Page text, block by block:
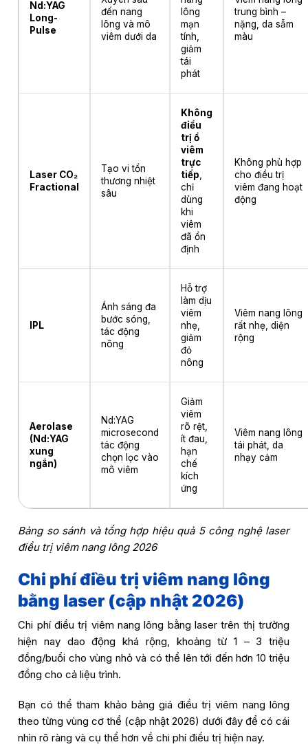
Nd:YAG
Long-
Pulse
đến nang
lông và mô
viêm dưới da
lông
mạn
tính,
giảm
tái
phát
trung bình –
nặng, da sẫm
màu
Laser CO₂
Fractional
Tạo vi tổn
thương nhiệt
sâu
Không
điều
trị ổ
viêm
trực
tiếp
chỉ
dùng
khi
viêm
đã ổn
định
Không phù hợp
cho điều trị
viêm đang hoạt
động
IPL
Ánh sáng đa
bước sóng,
tác động
nông
Hỗ trợ
làm dịu
viêm
nhẹ,
giảm
đỏ
nông
Viêm nang lông
rất nhẹ, diện
rộng
Aerolase
(Nd:YAG
xung
ngắn)
Nd:YAG
microsecond
tác động
chọn lọc vào
mô viêm
Giảm
viêm
rõ rệt,
ít đau,
hạn
chế
kích
ứng
Viêm nang lông
tái phát, da
nhạy cảm
Bảng so sánh và tổng hợp hiệu quả 5 công nghệ laser
điều trị viêm nang lông 2026
Chi phí điều trị viêm nang lông
bằng laser (cập nhật 2026)
Chi phí điều trị viêm nang lông bằng laser trên thị trường
hiện nay dao động khá rộng, khoảng từ 1 – 3 triệu
đồng/buổi cho vùng nhỏ và có thể lên tới đến hơn 10 triệu
đồng cho cả liệu trình.
Bạn có thể tham khảo bảng giá điều trị viêm nang lông
theo từng vùng cơ thể (cập nhật 2026) dưới đây để có cái
nhìn rõ ràng và cụ thể hơn về chi phí điều trị hiện nay.